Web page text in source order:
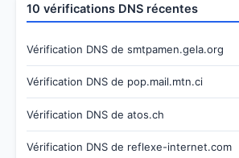
10 vérifications DNS récentes
Vérification DNS de smtpamen.gela.org
Vérification DNS de pop.mail.mtn.ci
Vérification DNS de atos.ch
Vérification DNS de reflexe-internet.com